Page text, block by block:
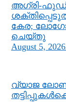
അഗ്രി-ഫുഡ്
കേര;
ചെയ്തു
August 5, 2026
വ്യാജ